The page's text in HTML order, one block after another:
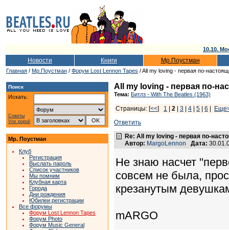
10.10.
Новости Книги Мр.Поустман
Главная / Мр.Поустман / Форум Lost Lennon Tapes / All my loving - первая по-
Поиск
Искать:
Советы
Vox populi
Мр. Поустман
Клуб
Регистрация
Выслать пароль
Список участников
Мы помним
Клубная карта
Города
Дни рождения
Юбилеи регистрации
Все форумы
Форум Lost Lennon Tapes
Форум Photo
Форум Music General
All my loving - первая по-
Тема: Битлз - With The Beatles (1963)
Страницы: [<<] 1 2 3 4 5 6
Ответить
Re: All my loving - первая по-
Автор: MargoLennon Дата:
Не знаю насчет
совсем не была,
крезанутым
mARGO